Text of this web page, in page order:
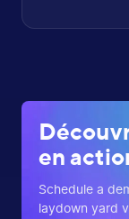
en
Schedule a
laydown yard